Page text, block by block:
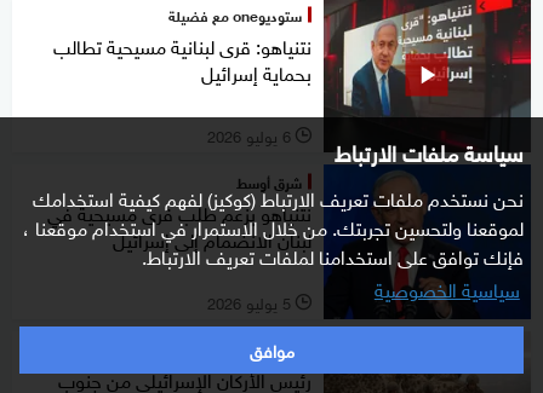
سياسة ملفات الارتباط
نحن نستخدم ملفات تعريف الارتباط (كوكيز) لفهم كيفية استخدامك
لموقعنا ولتحسين تجربتك. من خلال الاستمرار في استخدام موقعنا ،
فإنك توافق على استخدامنا لملفات تعريف الارتباط.
سياسية الخصوصية
موافق
ستوديوone مع فضيلة
نتنياهو: قرى لبنانية مسيحية تطالب
بحماية إسرائيل
l 6 يوليو 2026
شرق أوسط
نتنياهو يزعم طلب قرى مسيحية في
لبنان الانضمام إلى إسرائيل
l 5 يوليو 2026
شرق أوسط
رئيس الأركان الإسرائيلي من جنوب